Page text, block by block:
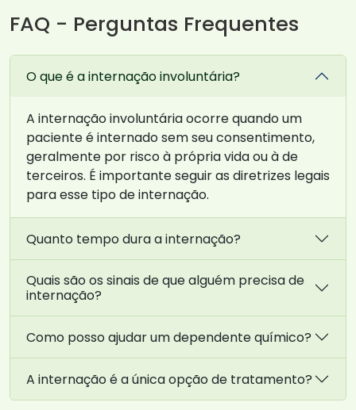
FAQ - Perguntas Frequentes
O que é a internação involuntária?
A internação involuntária ocorre quando um
paciente é internado sem seu consentimento,
geralmente por risco à própria vida ou à de
terceiros. É importante seguir as diretrizes legais
para esse tipo de internação.
Quanto tempo dura a internação?
Quais são os sinais de que alguém precisa de
internação?
Como posso ajudar um dependente químico?
A internação é a única opção de tratamento?